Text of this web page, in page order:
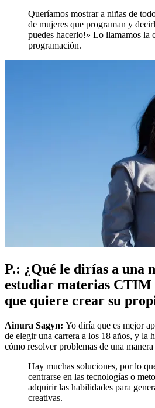
Queríamos mostrar a niñas de
de mujeres que programan y
puedes hacerlo!» Lo llamamos la
programación.
P.: ¿Qué le dirías a una
estudiar materias CTIM
que quiere crear su
Ainura Sagyn: Yo diría que es mejor
de elegir una carrera a los 18 años, y la
cómo resolver problemas de una
Hay muchas soluciones, por lo
centrarse en las tecnologías o
adquirir las habilidades para
creativas.